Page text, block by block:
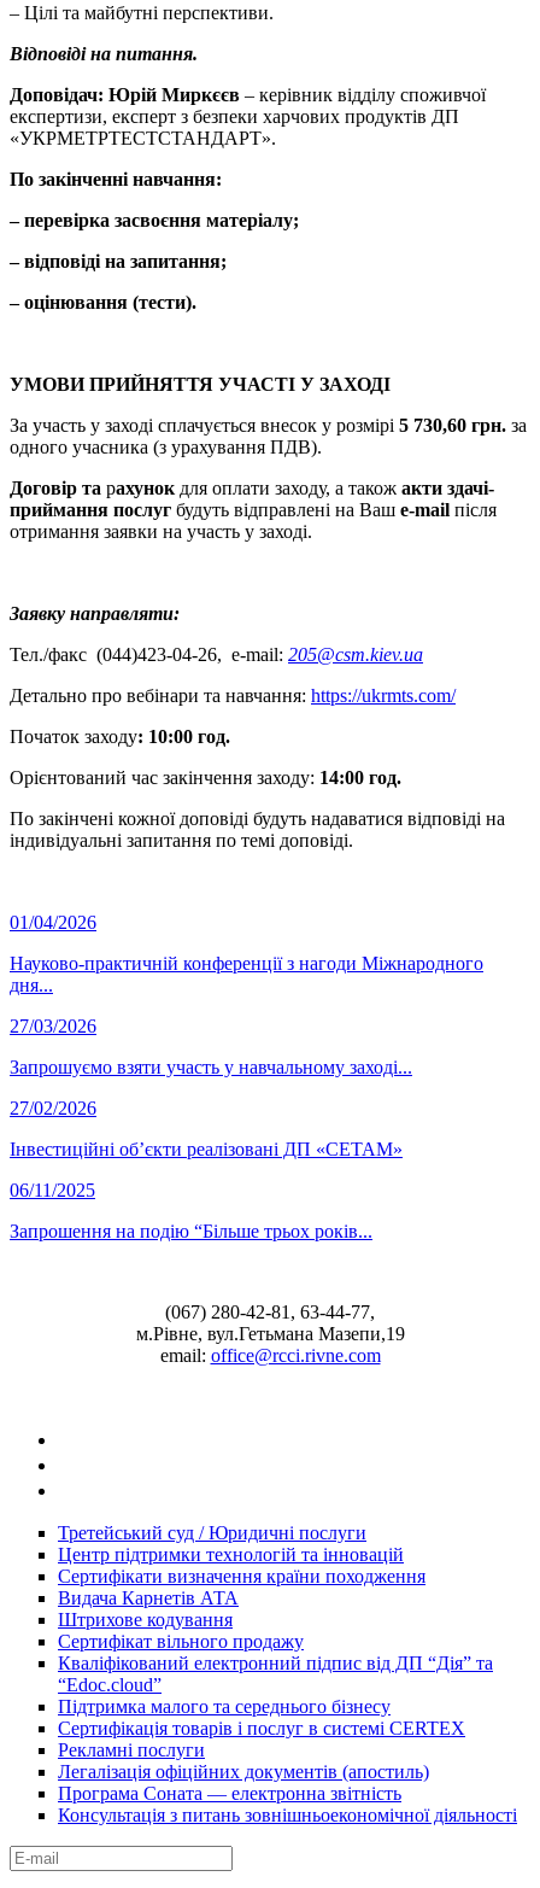
– Цілі та майбутні перспективи.
Відповіді на питання.
Доповідач: Юрій Миркєєв – керівник відділу споживчої
експертизи, експерт з безпеки харчових продуктів ДП
«УКРМЕТРТЕСТСТАНДАРТ».
По закінченні навчання:
– перевірка засвоєння матеріалу;
– відповіді на запитання;
– оцінювання (тести).
УМОВИ ПРИЙНЯТТЯ УЧАСТІ У ЗАХОДІ
За участь у заході сплачується внесок у розмірі 5 730,60 грн. за
одного учасника (з урахування ПДВ).
Договір та рахунок для оплати заходу, а також акти здачі-
приймання послуг будуть відправлені на Ваш е-mail після
отримання заявки на участь у заході.
Заявку направляти:
Тел./факс (044)423-04-26, e-mail: 205@csm.kiev.ua
Детально про вебінари та навчання: https://ukrmts.com/
Початок заходу: 10:00 год.
Орієнтований час закінчення заходу: 14:00 год.
По закінчені кожної доповіді будуть надаватися відповіді на
індивідуальні запитання по темі доповіді.
01/04/2026
Науково-практичній конференції з нагоди Міжнародного
дня...
27/03/2026
Запрошуємо взяти участь у навчальному заході...
27/02/2026
Інвестиційні об’єкти реалізовані ДП «СЕТАМ»
06/11/2025
Запрошення на подію “Більше трьох років...
(067) 280-42-81, 63-44-77,
м.Рівне, вул.Гетьмана Мазепи,19
email: office@rcci.rivne.com
Третейський суд / Юридичні послуги
Центр підтримки технологій та інновацій
Сертифікати визначення країни походження
Видача Карнетів АТА
Штрихове кодування
Сертифікат вільного продажу
Кваліфікований електронний підпис від ДП “Дія” та
“Edoc.cloud”
Підтримка малого та середнього бізнесу
Cертифікація товарів і послуг в системі CERTEX
Рекламні послуги
Легалізація офіційних документів (апостиль)
Програма Соната — електронна звітність
Консультація з питань зовнішньоекономічної діяльності